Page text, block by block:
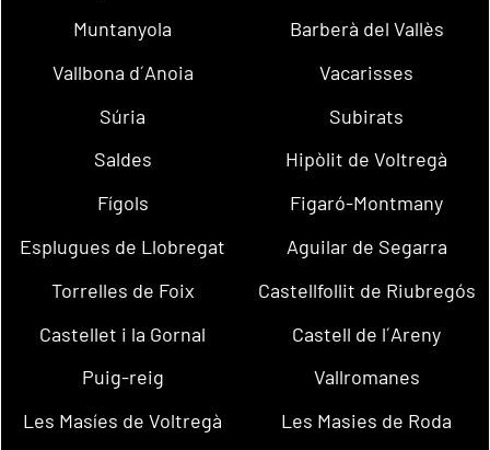
Muntanyola
Barberà del Vallès
Vallbona d´Anoia
Vacarisses
Súria
Subirats
Saldes
Hipòlit de Voltregà
Fígols
Figaró-Montmany
Esplugues de Llobregat
Aguilar de Segarra
Torrelles de Foix
Castellfollit de Riubregós
Castellet i la Gornal
Castell de l´Areny
Puig-reig
Vallromanes
Les Masíes de Voltregà
Les Masies de Roda